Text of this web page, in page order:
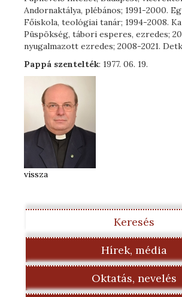
Andornaktálya, plébános; 1991-2000.
Főiskola, teológiai tanár; 1994-2008.
Püspökség, tábori esperes, ezredes;
nyugalmazott ezredes; 2008-2021.
Pappá szentelték: 1977. 06. 19.
vissza
Keresés
Hírek, média
Oktatás, nevelés